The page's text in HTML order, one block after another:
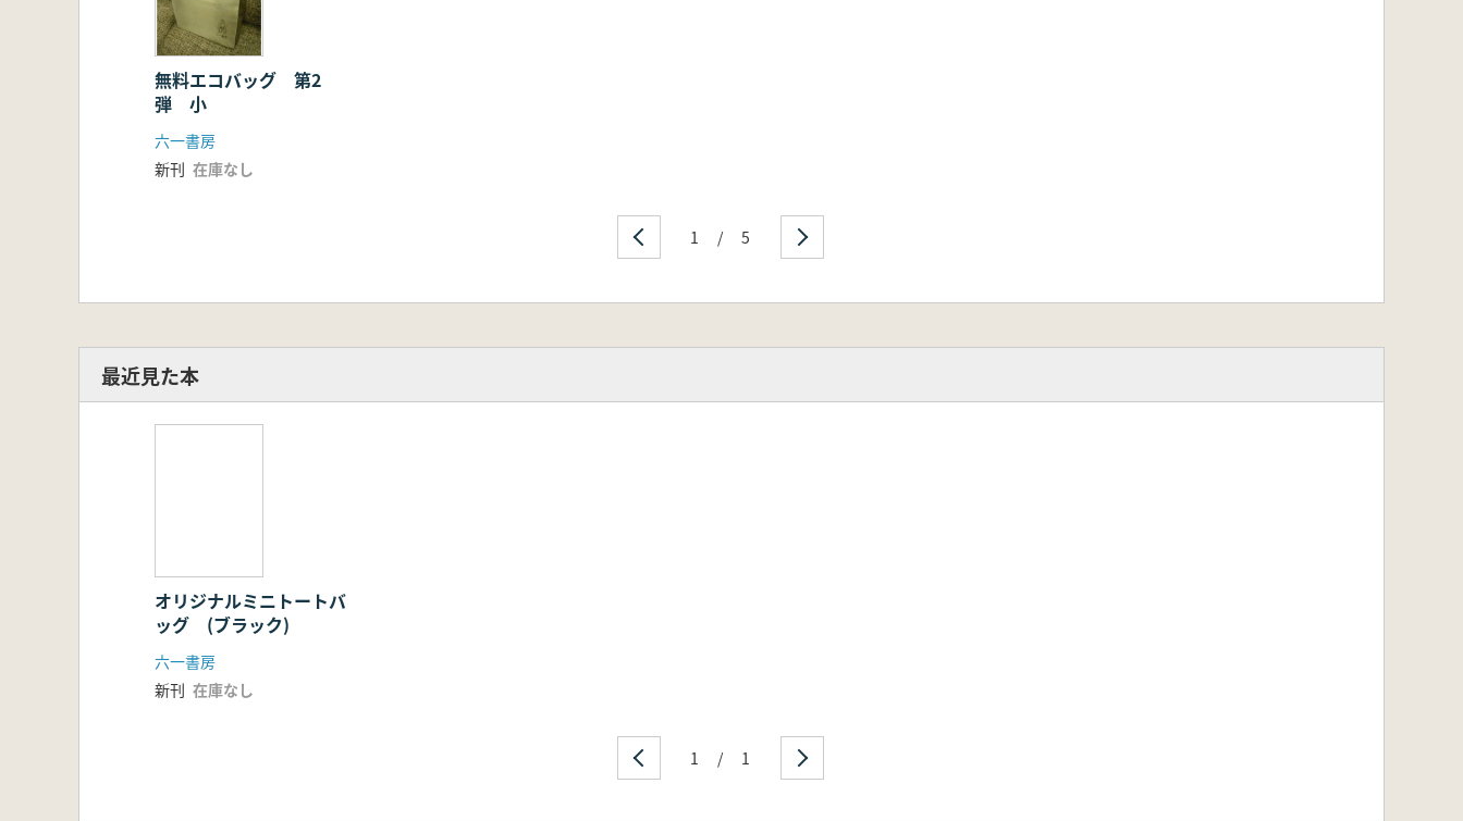
無料エコバッグ 第2
弾 小
六一書房
新刊 在庫なし
1 / 5
最近見た本
オリジナルミニトートバ
ッグ (ブラック)
六一書房
新刊 在庫なし
1 / 1